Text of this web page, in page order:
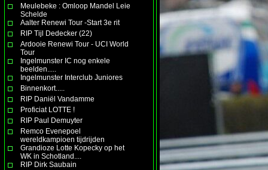
Meulebeke : Omloop Mandel Leie
Schelde
Aalter Renewi Tour -Start 3e rit
RIP Tijl Dedecker (22)
Ardooie Renewi Tour - UCI World
Tour
Ingelmunster IC nog enkele
beelden.....
Ingelmunster Interclub Juniores
Binnenkort.....
RIP Daniël Vandamme
Proficiat LOTTE !
RIP Paul Demuyter
Remco Evenepoel
wereldkampioen tijdrijden
Grandioze Lotte Kopecky op het
WK in Schotland....
RIP Dirk Saubain